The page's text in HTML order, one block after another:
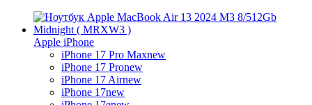
Apple iPhone
iPhone 17 Pro Maxnew
iPhone 17 Pronew
iPhone 17 Airnew
iPhone 17new